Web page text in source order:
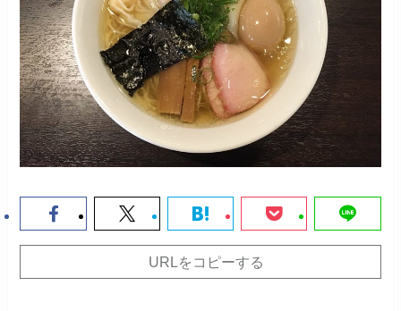
URLをコピーする